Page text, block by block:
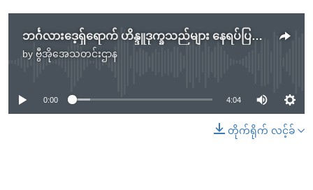
ဘင်္ဂလားဒေ့ရှ်ရောက် ဟိန္ဒူဒုက္ခသည်များ နေရပ်ပြန်လို
by ဗွီအိုအေသတင်းဌာန
No media source currently available
0:00 4:04
တိုက်ရိုက် လင့်ခ်